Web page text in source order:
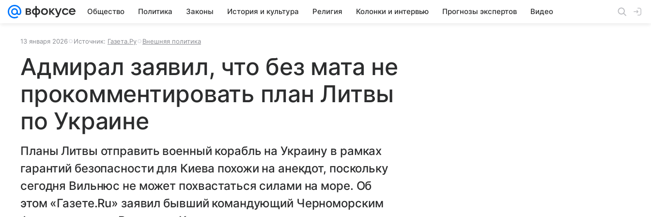
Общество Политика Законы История и культура Религия Колонки и интервью Прогнозы экспертов Видео
13 января 2026 Источник: Газета.Ру Внешняя политика
Адмирал заявил, что без мата не
прокомментировать план Литвы
по Украине
Планы Литвы отправить военный корабль на Украину в рамках
гарантий безопасности для Киева похожи на анекдот, поскольку
сегодня Вильнюс не может похвастаться силами на море. Об
этом «Газете.Ru» заявил бывший командующий Черноморским